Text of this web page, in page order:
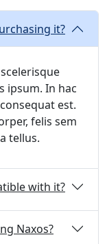
it?
ipsum. In hac
est.
felis sem
tellus.
with it?
Naxos?